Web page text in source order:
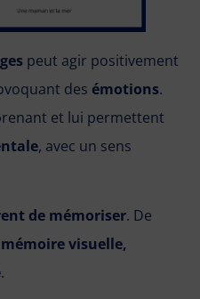
peut agir positivement
des émotions.
et lui permettent
, avec un sens
de mémoriser. De
mémoire visuelle,
.